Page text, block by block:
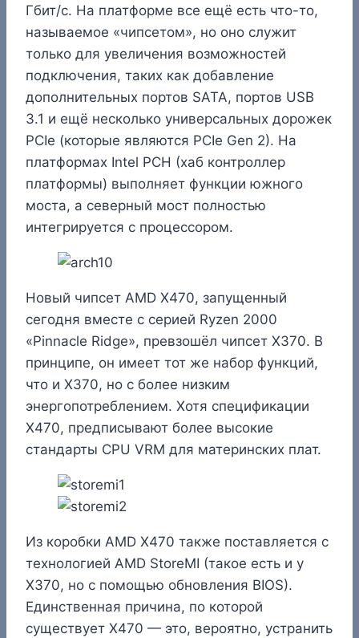
Гбит/с. На платформе все ещё есть что-то,
называемое «чипсетом», но оно служит
только для увеличения возможностей
подключения, таких как добавление
дополнительных портов SATA, портов USB
3.1 и ещё несколько универсальных дорожек
PCIe (которые являются PCIe Gen 2). На
платформах Intel PCH (хаб контроллер
платформы) выполняет функции южного
моста, а северный мост полностью
интегрируется с процессором.
Новый чипсет AMD X470, запущенный
сегодня вместе с серией Ryzen 2000
«Pinnacle Ridge», превзошёл чипсет X370. В
принципе, он имеет тот же набор функций,
что и X370, но с более низким
энергопотреблением. Хотя спецификации
X470, предписывают более высокие
стандарты CPU VRM для материнских плат.
Из коробки AMD X470 также поставляется с
технологией AMD StoreMI (такое есть и у
X370, но с помощью обновления BIOS).
Единственная причина, по которой
существует X470 — это, вероятно, устранить